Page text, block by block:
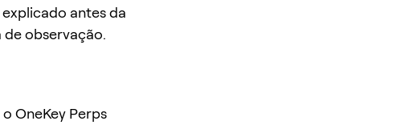
antes da
de observação.
OneKey Perps